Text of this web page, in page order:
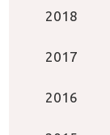
2018
2017
2016